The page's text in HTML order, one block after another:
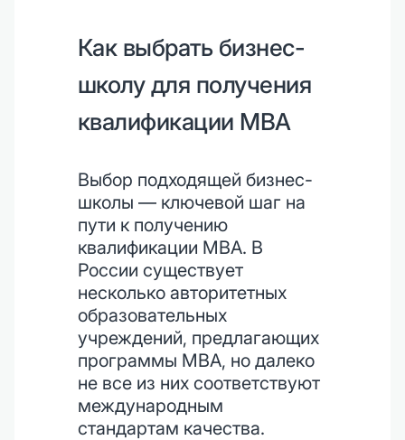
Как выбрать бизнес-
школу для получения
квалификации MBA
Выбор подходящей бизнес-
школы — ключевой шаг на
пути к получению
квалификации MBA. В
России существует
несколько авторитетных
образовательных
учреждений, предлагающих
программы MBA, но далеко
не все из них соответствуют
международным
стандартам качества.